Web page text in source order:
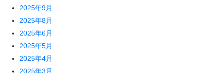
2025年9月
2025年8月
2025年6月
2025年5月
2025年4月
2025年3月